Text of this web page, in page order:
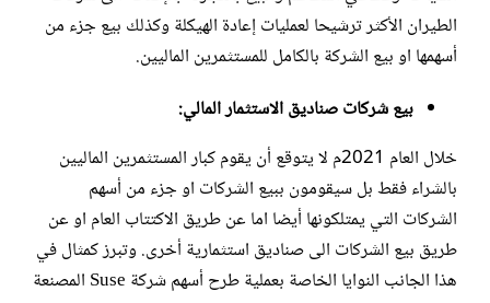
الطيران الأكثر ترشيحا لعمليات إعادة الهيكلة وكذلك بيع جزء من
أسهمها او بيع الشركة بالكامل للمستثمرين الماليين.
بيع شركات صناديق الاستثمار المالي:
خلال العام 2021م لا يتوقع أن يقوم كبار المستثمرين الماليين
بالشراء فقط بل سيقومون ببيع الشركات او جزء من أسهم
الشركات التي يمتلكونها أيضا اما عن طريق الاكتتاب العام او عن
طريق بيع الشركات الى صناديق استثمارية أخرى. وتبرز كمثال في
هذا الجانب النوايا الخاصة بعملية طرح أسهم شركة Suse المصنعة